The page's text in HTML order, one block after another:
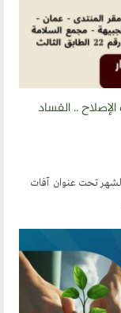
.. الفساد
تحت عنوان آفات